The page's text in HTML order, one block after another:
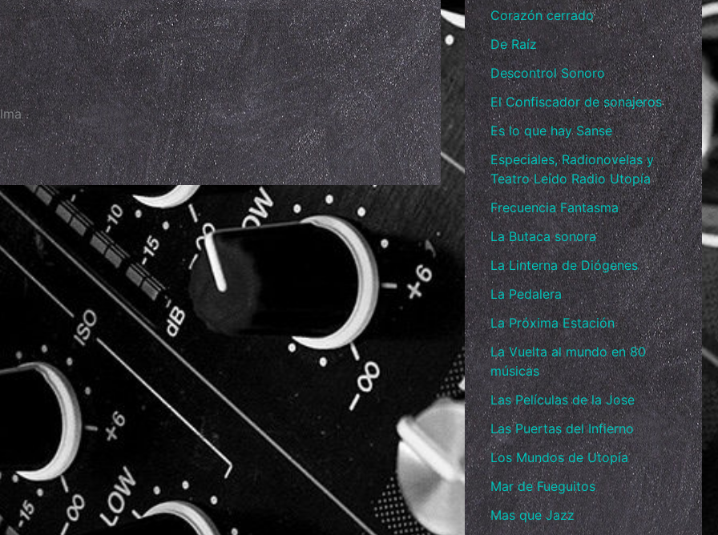
.
Corazón cerrado
De Raíz
Descontrol Sonoro
El Confiscador de sonajeros
Es lo que hay Sanse
Especiales, Radionovelas y
Teatro Leído Radio Utopía
Frecuencia Fantasma
La Butaca sonora
La Linterna de Diógenes
La Pedalera
La Próxima Estación
La Vuelta al mundo en 80
músicas
Las Películas de la Jose
Las Puertas del Infierno
Los Mundos de Utopía
Mar de Fueguitos
Mas que Jazz